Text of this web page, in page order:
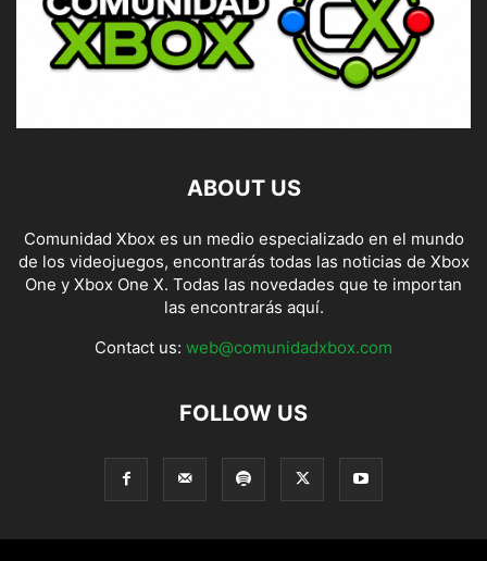
ABOUT US
Comunidad Xbox es un medio especializado en el mundo
de los videojuegos, encontrarás todas las noticias de Xbox
One y Xbox One X. Todas las novedades que te importan
las encontrarás aquí.
Contact us: web@comunidadxbox.com
FOLLOW US